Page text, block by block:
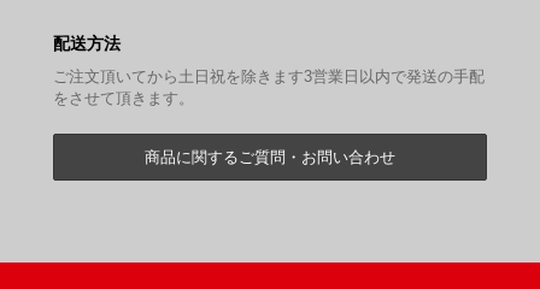
配送方法
ご注文頂いてから土日祝を除きます3営業日以内で発送の手配
をさせて頂きます。
商品に関するご質問・お問い合わせ